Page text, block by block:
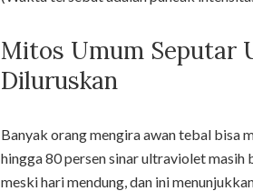
Mitos Umum Seputar
Diluruskan
Banyak orang mengira awan tebal bisa
hingga 80 persen sinar ultraviolet masih
meski hari mendung, dan ini